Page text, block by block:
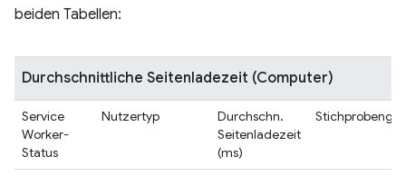
beiden Tabellen:
Durchschnittliche Seitenladezeit (Computer)
Service
Worker-
Status
Nutzertyp
Durchschn.
Seitenladezeit
(ms)